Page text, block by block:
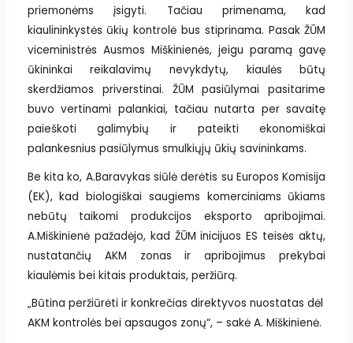
priemonėms įsigyti. Tačiau primenama, kad
kiaulininkystės ūkių kontrolė bus stiprinama. Pasak ŽŪM
viceministrės Ausmos Miškinienės, jeigu paramą gavę
ūkininkai reikalavimų nevykdytų, kiaulės būtų
skerdžiamos priverstinai. ŽŪM pasiūlymai pasitarime
buvo vertinami palankiai, tačiau nutarta per savaitę
paieškoti galimybių ir pateikti ekonomiškai
palankesnius pasiūlymus smulkiųjų ūkių savininkams.
Be kita ko, A.Baravykas siūlė derėtis su Europos Komisija
(EK), kad biologiškai saugiems komerciniams ūkiams
nebūtų taikomi produkcijos eksporto apribojimai.
A.Miškinienė pažadėjo, kad ŽŪM inicijuos ES teisės aktų,
nustatančių AKM zonas ir apribojimus prekybai
kiaulėmis bei kitais produktais, peržiūrą.
„Būtina peržiūrėti ir konkrečias direktyvos nuostatas dėl
AKM kontrolės bei apsaugos zonų“, – sakė A. Miškinienė.